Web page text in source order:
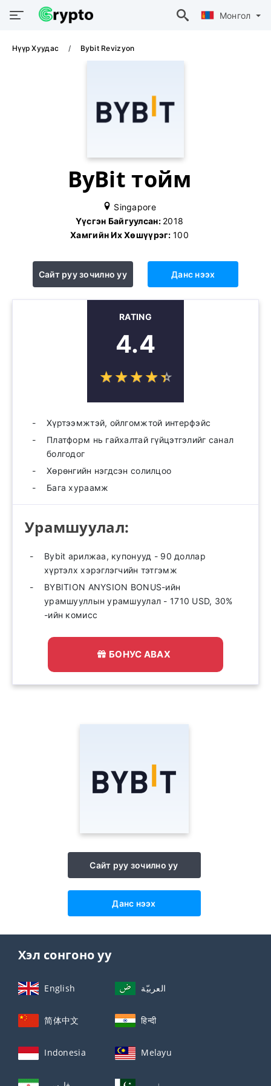
Монгол
Нүүр Хуудас Bybit Revizyon
ByBit тойм
Singapore
Үүсгэн Байгуулсан: 2018
Хамгийн Их Хөшүүрэг:100
Сайт руу зочилно уу Данс нээх
RATING
4.4
☆☆☆☆☆
★★★★★
Хүртээмжтэй, ойлгомжтой интерфэйс
Платформ нь гайхалтай гүйцэтгэлийг санал
болгодог
Хөрөнгийн нэгдсэн солилцоо
Бага хураамж
Урамшуулал:
Bybit арилжаа, купонууд - 90 доллар
хүртэлх хэрэглэгчийн тэтгэмж
BYBITION ANYSION BONUS-ийн
урамшууллын урамшуулал - 1710 USD, 30%
-ийн комисс
БОНУС АВАХ
Сайт руу зочилно уу
Данс нээх
Хэл сонгоно уу
English العربيّة
简体中文 हिन्दी
Indonesia Melayu